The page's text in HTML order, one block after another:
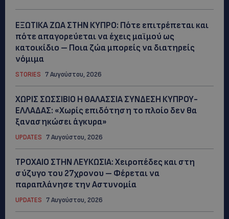
ΕΞΩΤΙΚΑ ΖΩΑ ΣΤΗΝ ΚΥΠΡΟ: Πότε επιτρέπεται και
πότε απαγορεύεται να έχεις μαϊμού ως
κατοικίδιο – Ποια ζώα μπορείς να διατηρείς
νόμιμα
STORIES 7 Αυγούστου, 2026
ΧΩΡΙΣ ΣΩΣΣΙΒΙΟ Η ΘΑΛΑΣΣΙΑ ΣΥΝΔΕΣΗ ΚΥΠΡΟΥ-
ΕΛΛΑΔΑΣ: «Χωρίς επιδότηση το πλοίο δεν θα
ξανασηκώσει άγκυρα»
UPDATES 7 Αυγούστου, 2026
ΤΡΟΧΑΙΟ ΣΤΗΝ ΛΕΥΚΩΣΙΑ: Χειροπέδες και στη
σύζυγο του 27χρονου – Φέρεται να
παραπλάνησε την Αστυνομία
UPDATES 7 Αυγούστου, 2026